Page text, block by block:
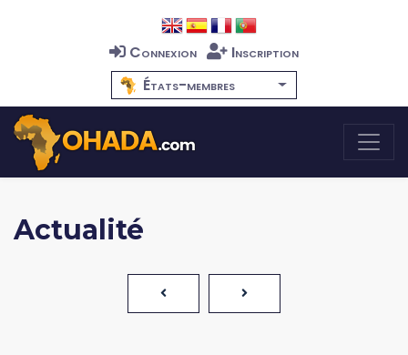
Connexion
Inscription
États-membres
Actualité